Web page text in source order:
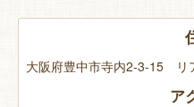
大阪府豊中市寺内2-3-15 リ
ア